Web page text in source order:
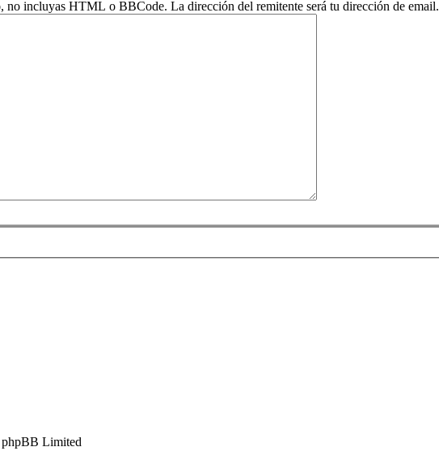
no incluyas HTML o BBCode. La dirección del remitente será tu dirección de email.
Limited